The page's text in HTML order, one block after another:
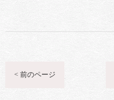
< 前のページ